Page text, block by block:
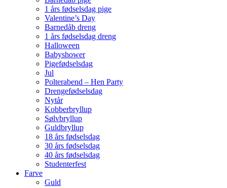
1 års fødselsdag pige
Valentine’s Day
Barnedåb dreng
1 års fødselsdag dreng
Halloween
Babyshower
Pigefødselsdag
Jul
Polterabend – Hen Party
Drengefødselsdag
Nytår
Kobberbryllup
Sølvbryllup
Guldbryllup
18 års fødselsdag
30 års fødselsdag
40 års fødselsdag
Studenterfest
Farve
Guld